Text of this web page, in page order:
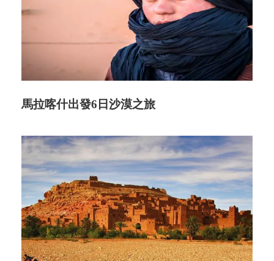
馬拉喀什出發6日沙漠之旅